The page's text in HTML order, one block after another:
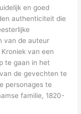
en goed
authenticiteit die
van de auteur
van een
te gaan in het
de gevechten te
personages te
familie, 1820-